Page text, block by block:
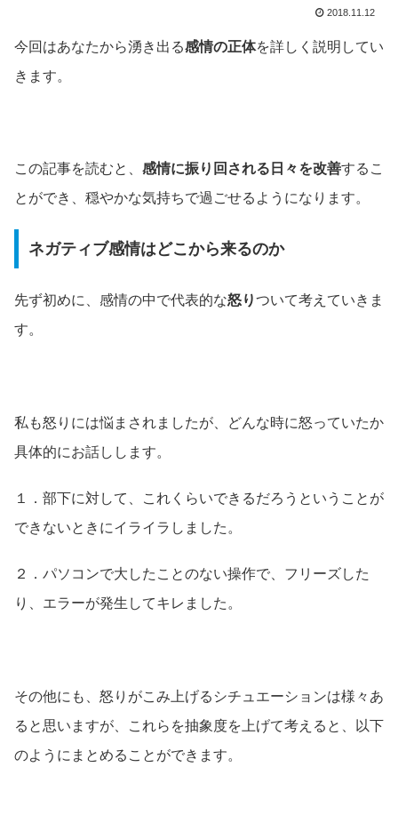
2018.11.12
今回はあなたから湧き出る感情の正体を詳しく説明してい
きます。
この記事を読むと、 感情に振り回される日々を改善するこ
とができ、穏やかな気持ちで過ごせるようになります。
ネガティブ感情はどこから来るのか
先ず初めに、感情の中で代表的な怒りついて考えていきま
す。
私も怒りには悩まされましたが、どんな時に怒っていたか
具体的にお話しします。
１．部下に対して、これくらいできるだろうということが
できないときにイライラしました。
２．パソコンで大したことのない操作で、フリーズした
り、エラーが発生してキレました。
その他にも、怒りがこみ上げるシチュエーションは様々あ
ると思いますが、これらを抽象度を上げて考えると、以下
のようにまとめることができます。